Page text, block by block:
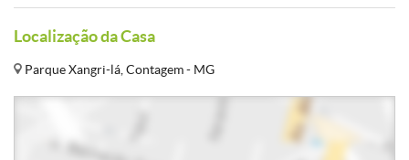
Localização da Casa
Parque Xangri-lá, Contagem - MG